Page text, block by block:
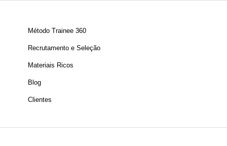
Método Trainee 360
Recrutamento e Seleção
Materiais Ricos
Blog
Clientes